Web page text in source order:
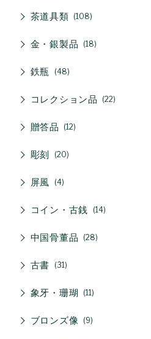
茶道具類 108
金・銀製品 18
鉄瓶 48
コレクション品 22
贈答品 12
彫刻 20
屏風 4
コイン・古銭 14
中国骨董品 28
古書 31
象牙・珊瑚 11
ブロンズ像 9